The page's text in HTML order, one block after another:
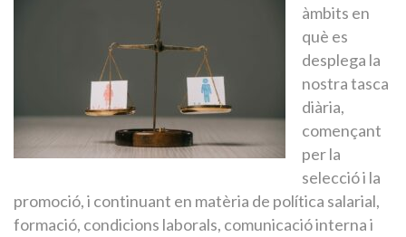
àmbits en
què es
desplega la
nostra tasca
diària,
començant
per la
selecció i la
promoció, i continuant en matèria de política salarial,
formació, condicions laborals, comunicació interna i